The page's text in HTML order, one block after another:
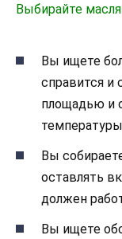
Выбирайте
Вы ищете
справится
площадью и
Вы
оставлять
должен
Вы ищете